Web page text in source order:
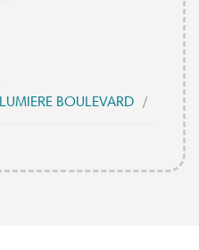
LUMIERE BOULEVARD